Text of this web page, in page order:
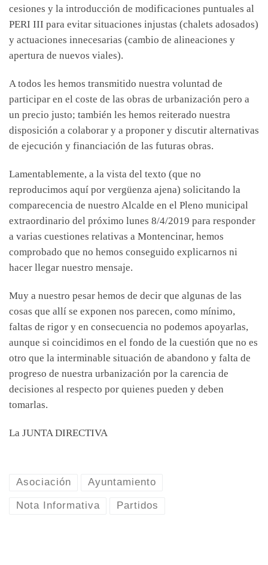
cesiones y la introducción de modificaciones puntuales al
PERI III para evitar situaciones injustas (chalets adosados)
y actuaciones innecesarias (cambio de alineaciones y
apertura de nuevos viales).
A todos les hemos transmitido nuestra voluntad de
participar en el coste de las obras de urbanización pero a
un precio justo; también les hemos reiterado nuestra
disposición a colaborar y a proponer y discutir alternativas
de ejecución y financiación de las futuras obras.
Lamentablemente, a la vista del texto (que no
reproducimos aquí por vergüenza ajena) solicitando la
comparecencia de nuestro Alcalde en el Pleno municipal
extraordinario del próximo lunes 8/4/2019 para responder
a varias cuestiones relativas a Montencinar, hemos
comprobado que no hemos conseguido explicarnos ni
hacer llegar nuestro mensaje.
Muy a nuestro pesar hemos de decir que algunas de las
cosas que allí se exponen nos parecen, como mínimo,
faltas de rigor y en consecuencia no podemos apoyarlas,
aunque si coincidimos en el fondo de la cuestión que no es
otro que la interminable situación de abandono y falta de
progreso de nuestra urbanización por la carencia de
decisiones al respecto por quienes pueden y deben
tomarlas.
La JUNTA DIRECTIVA
Asociación Ayuntamiento
Nota Informativa Partidos